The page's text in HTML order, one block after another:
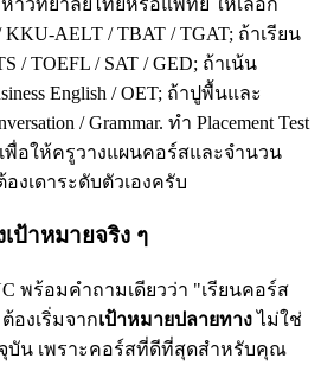
AELT / TBAT / TGAT; ถ้าเรียน
/ TOEFL / SAT / GED; ถ้าเน้น
English / OET; ถ้าปูพื้นและ
/ Grammar. ทำ Placement Test
พื่อให้ครูวางแผนคอร์สและจำนวน
เดาระดับตัวเองครับ
เป้าหมายจริง ๆ
พร้อมคำถามเดียวว่า "เรียนคอร์ส
องเริ่มจากเป้าหมายปลายทางไม่ใช่
บัน เพราะคอร์สที่ดีที่สุดสำหรับคุณ